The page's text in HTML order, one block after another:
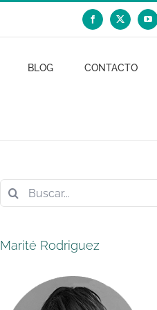
Facebook
X
BLOG CONTACTO
Buscar:
Marité Rodriguez